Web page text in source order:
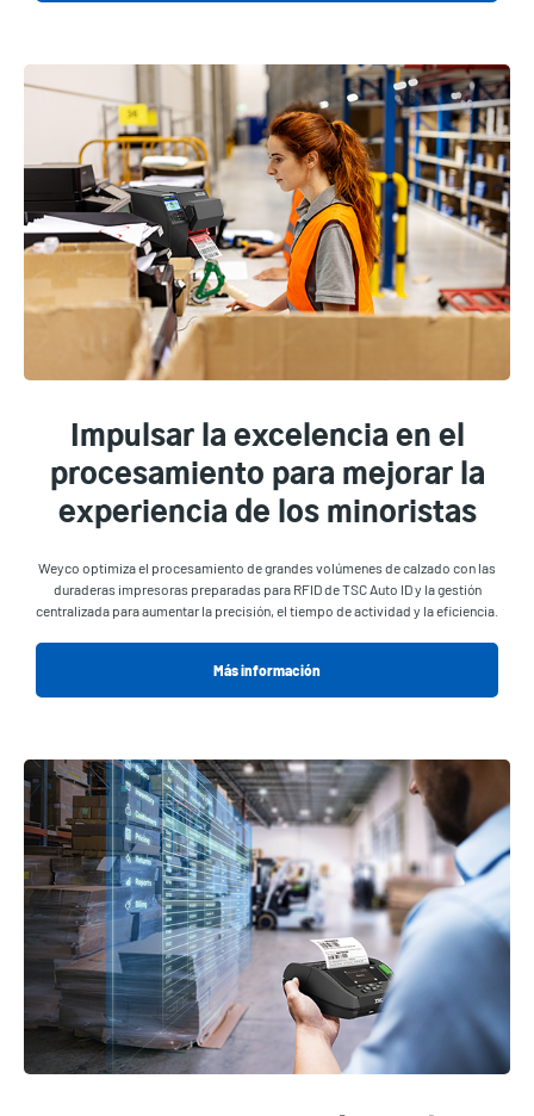
Impulsar la excelencia en el
procesamiento para mejorar la
experiencia de los minoristas
Weyco optimiza el procesamiento de grandes volúmenes de calzado con las
duraderas impresoras preparadas para RFID de TSC Auto ID y la gestión
centralizada para aumentar la precisión, el tiempo de actividad y la eficiencia.
Más información